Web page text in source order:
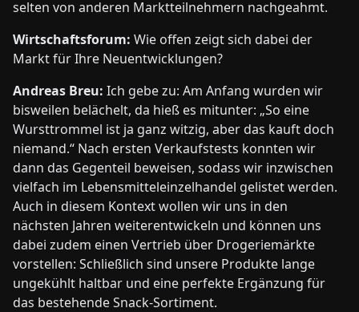
selten von anderen Marktteilnehmern nachgeahmt.
Wirtschaftsforum: Wie offen zeigt sich dabei der
Markt für Ihre Neuentwicklungen?
Andreas Breu: Ich gebe zu: Am Anfang wurden wir
bisweilen belächelt, da hieß es mitunter: „So eine
Wursttrommel ist ja ganz witzig, aber das kauft doch
niemand.“ Nach ersten Verkaufstests konnten wir
dann das Gegenteil beweisen, sodass wir inzwischen
vielfach im Lebensmitteleinzelhandel gelistet werden.
Auch in diesem Kontext wollen wir uns in den
nächsten Jahren weiterentwickeln und können uns
dabei zudem einen Vertrieb über Drogeriemärkte
vorstellen: Schließlich sind unsere Produkte lange
ungekühlt haltbar und eine perfekte Ergänzung für
das bestehende Snack-Sortiment.